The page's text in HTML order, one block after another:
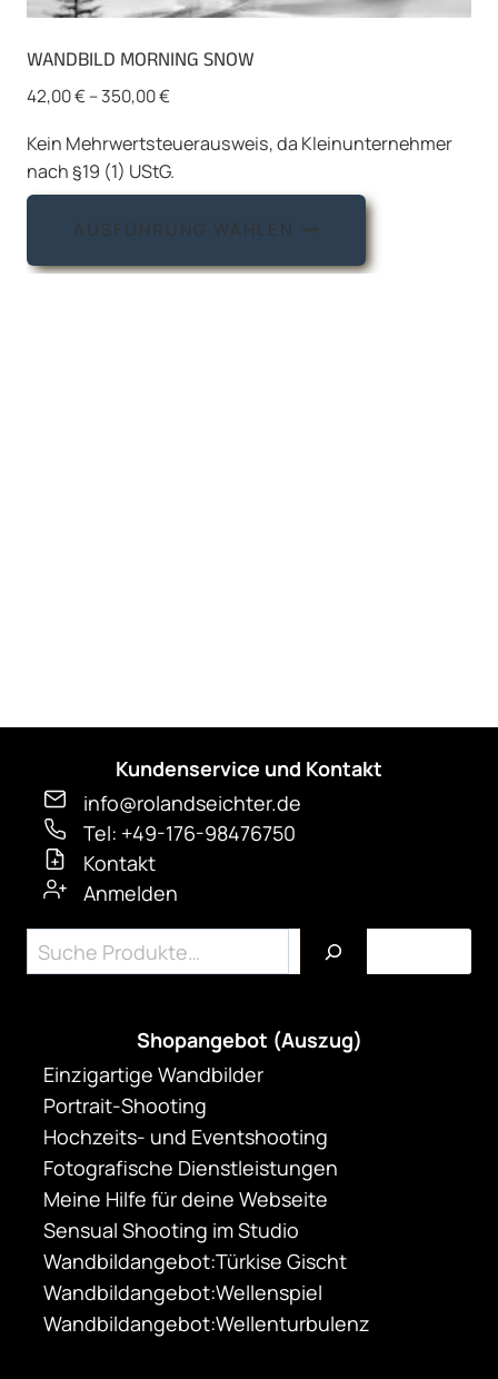
WANDBILD MORNING SNOW
42,00€–350,00€
Kein Mehrwertsteuerausweis, da Kleinunternehmer
nach §19 (1) UStG.
AUSFÜHRUNG WÄHLEN
Dieses
weist
Kundenservice und Kontakt
info@rolandseichter.de
Tel: +49-176-98476750
Kontakt
Anmelden
Suchen
Shopangebot (Auszug)
Einzigartige Wandbilder
Portrait-Shooting
Hochzeits- und Eventshooting
Fotografische Dienstleistungen
Meine Hilfe für deine Webseite
Sensual Shooting im Studio
Wandbildangebot:Türkise Gischt
Wandbildangebot:Wellenspiel
Wandbildangebot:Wellenturbulenz